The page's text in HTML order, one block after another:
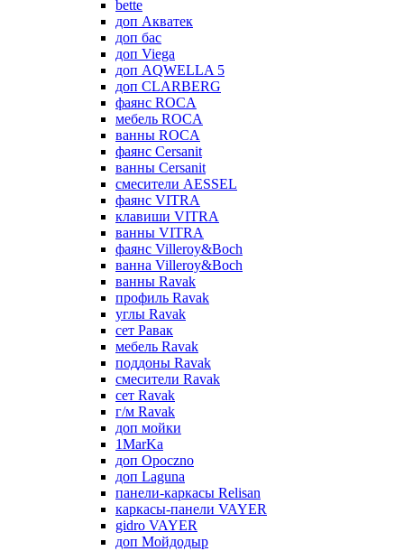
bette
доп Акватек
доп бас
доп Viega
доп AQWELLA 5
доп CLARBERG
фаянс ROCA
мебель ROCA
ванны ROCA
фаянс Cersanit
ванны Cersanit
смесители AESSEL
фаянс VITRA
клавиши VITRA
ванны VITRA
фаянс Villeroy&Boch
ванна Villeroy&Boch
ванны Ravak
профиль Ravak
углы Ravak
сет Равак
мебель Ravak
поддоны Ravak
смесители Ravak
сет Ravak
г/м Ravak
доп мойки
1MarKa
доп Opoczno
доп Laguna
панели-каркасы Relisan
каркасы-панели VAYER
gidro VAYER
доп Мойдодыр